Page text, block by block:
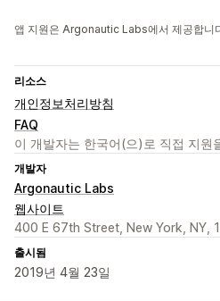
앱 지원은 Argonautic Labs에서 제공합니
리소스
개인정보처리방침
FAQ
이 개발자는 한국어(으)로 직접 지원
개발자
Argonautic Labs
웹사이트
400 E 67th Street, New York, NY,
출시됨
2019년 4월 23일